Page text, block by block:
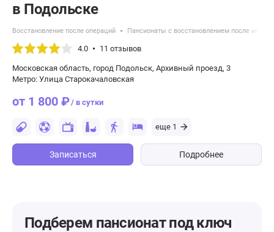
в Подольске
Восстановление после операций Пансионаты с восстановлением после
4.0 11 отзывов
Московская область, город Подольск, Архивный проезд, 3
Метро: Улица Старокачаловская
от 1 800 ₽/ в сутки
еще 1
Записаться Подробнее
Подберем пансионатпод ключ